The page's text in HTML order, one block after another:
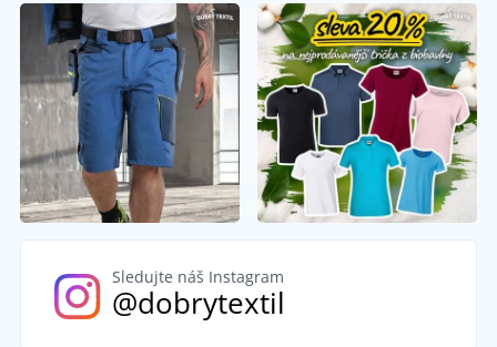
Sledujte náš Instagram
@dobrytextil